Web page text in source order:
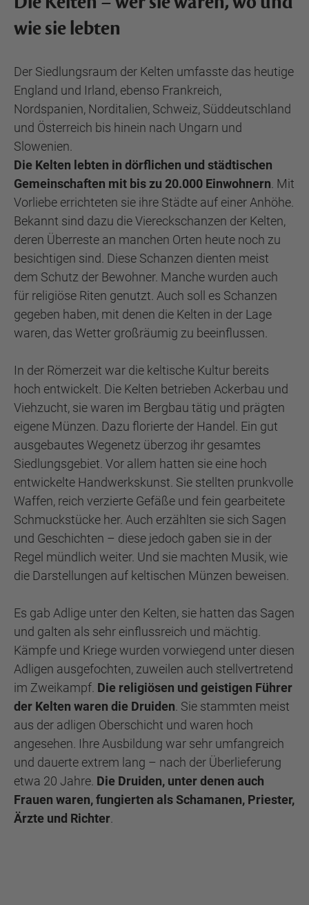
wie sie lebten
Der Siedlungsraum der Kelten umfasste das heutige
England und Irland, ebenso Frankreich,
Nordspanien, Norditalien, Schweiz, Süddeutschland
und Österreich bis hinein nach Ungarn und
Slowenien.
Die Kelten lebten in dörflichen und städtischen
Gemeinschaften mit bis zu 20.000 Einwohnern . Mit
Vorliebe errichteten sie ihre Städte auf einer Anhöhe.
Bekannt sind dazu die Viereckschanzen der Kelten,
deren Überreste an manchen Orten heute noch zu
besichtigen sind. Diese Schanzen dienten meist
dem Schutz der Bewohner. Manche wurden auch
für religiöse Riten genutzt. Auch soll es Schanzen
gegeben haben, mit denen die Kelten in der Lage
waren, das Wetter großräumig zu beeinflussen.
In der Römerzeit war die keltische Kultur bereits
hoch entwickelt. Die Kelten betrieben Ackerbau und
Viehzucht, sie waren im Bergbau tätig und prägten
eigene Münzen. Dazu florierte der Handel. Ein gut
ausgebautes Wegenetz überzog ihr gesamtes
Siedlungsgebiet. Vor allem hatten sie eine hoch
entwickelte Handwerkskunst. Sie stellten prunkvolle
Waffen, reich verzierte Gefäße und fein gearbeitete
Schmuckstücke her. Auch erzählten sie sich Sagen
und Geschichten – diese jedoch gaben sie in der
Regel mündlich weiter. Und sie machten Musik, wie
die Darstellungen auf keltischen Münzen beweisen.
Es gab Adlige unter den Kelten, sie hatten das Sagen
und galten als sehr einflussreich und mächtig.
Kämpfe und Kriege wurden vorwiegend unter diesen
Adligen ausgefochten, zuweilen auch stellvertretend
im Zweikampf. Die religiösen und geistigen Führer
der Kelten waren die Druiden . Sie stammten meist
aus der adligen Oberschicht und waren hoch
angesehen. Ihre Ausbildung war sehr umfangreich
und dauerte extrem lang – nach der Überlieferung
etwa 20 Jahre. Die Druiden, unter denen auch
Frauen waren, fungierten als Schamanen, Priester,
Ärzte und Richter